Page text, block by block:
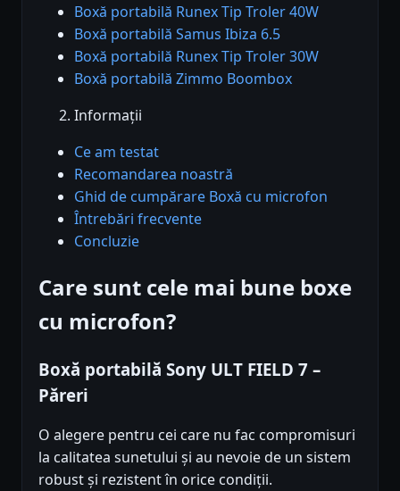
Boxă portabilă Runex Tip Troler 40W
Boxă portabilă Samus Ibiza 6.5
Boxă portabilă Runex Tip Troler 30W
Boxă portabilă Zimmo Boombox
Informații
Ce am testat
Recomandarea noastră
Ghid de cumpărare Boxă cu microfon
Întrebări frecvente
Concluzie
Care sunt cele mai bune boxe
cu microfon?
Boxă portabilă Sony ULT FIELD 7 –
Păreri
O alegere pentru cei care nu fac compromisuri
la calitatea sunetului și au nevoie de un sistem
robust și rezistent în orice condiții.